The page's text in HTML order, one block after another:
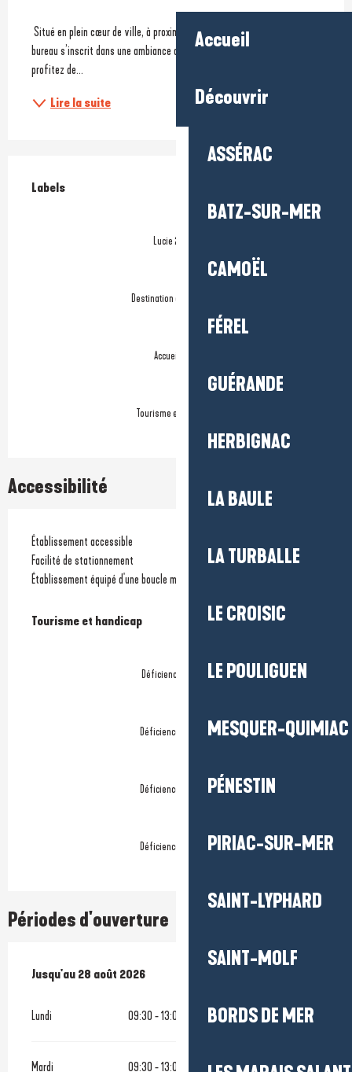
Accueil
Découvrir
ASSÉRAC
BATZ-SUR-MER
CAMOËL
FÉREL
GUÉRANDE
HERBIGNAC
LA BAULE
LA TURBALLE
LE CROISIC
LE POULIGUEN
MESQUER-QUIMIAC
PÉNESTIN
PIRIAC-SUR-MER
SAINT-LYPHARD
SAINT-MOLF
BORDS DE MER
bureau s’inscrit dans une ambiance dynamique et balnéaire. Sur place,
profitez de...
Lire la suite
Offres de prestations
Labels
Labels
Lucie 26 000
Destination d'Excellence
Accueil Vélo
Tourisme et handicap
Accessibilité
Établissement accessible
Facilité de stationnement
Établissement équipé d'une boucle magnétique
Tourisme et handicap
Tourisme et handicap
Déficience motrice
Déficience visuelle
Déficience auditive
Déficience mentale
Périodes d'ouverture
Du4 juillet 2026 au28 août 2026
Jusqu'au 28 août 2026
Lundi 09:30 - 13:00 14:00 - 19:00
Mardi 09:30 - 13:00 14:00 - 19:00